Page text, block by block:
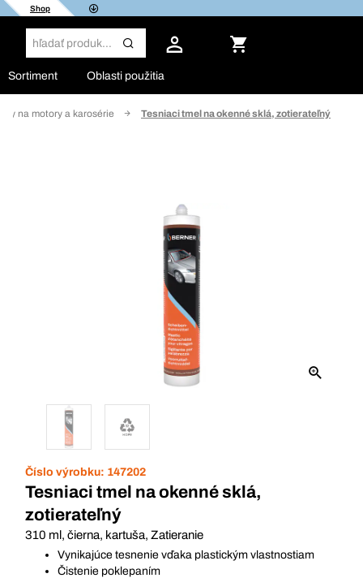
Shop
Sortiment Oblasti použitia
na motory a karosérie Tesniaci tmel na okenné sklá, zotierateľný
Číslo výrobku: 147202
Tesniaci tmel na okenné sklá,
zotierateľný
310 ml, čierna, kartuša, Zatieranie
Vynikajúce tesnenie vďaka plastickým vlastnostiam
Čistenie poklepaním